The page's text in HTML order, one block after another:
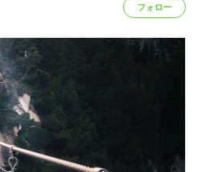
フォロー